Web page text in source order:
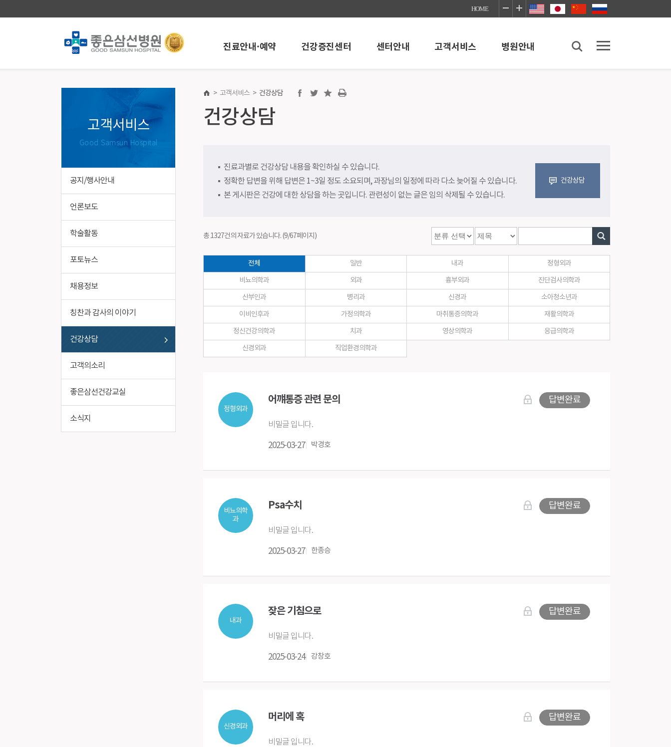
HOME
진료안내·예약
진료과/의료진
첫 방문 간편예약
진료/입퇴원안내
비급여진료비
건강증진센터
건강증진센터
건강증진센터
특수건강검진
센터안내
센터안내
인공관절센터
재활치료센터
응급의료센터
위 · 대장 수술센터
고객서비스
칭찬과 감사의 이야기
건강상담
좋은삼선건강교실
병원안내
감염예방안내
진료협력센터
고객서비스
Good Samsun Hospital
공지/행사안내
언론보도
학술활동
포토뉴스
채용정보
칭찬과 감사의 이야기
건강상담
고객의소리
좋은삼선건강교실
소식지
> 고객서비스 > 건강상담
건강상담
진료과별로 건강상담 내용을 확인하실 수 있습니다.
정확한 답변을 위해 답변은 1~3일 정도 소요되며, 과장님의 일정에 따라 다소 늦어질 수 있습니다.
본 게시판은 건강에 대한 상담을 하는 곳입니다. 관련성이 없는 글은 임의 삭제될 수 있습니다.
건강상담
총 1327건의 자료가 있습니다. (9/67페이지)
전체 일반 내과 정형외과
비뇨의학과 외과 흉부외과 진단검사의학과
산부인과 병리과 신경과 소아청소년과
이비인후과 가정의학과 마취통증의학과 재활의학과
정신건강의학과 치과 영상의학과 응급의학과
신경외과 직업환경의학과
정형외과
어꺠통증 관련 문의 답변완료
비밀글 입니다.
2025-03-27 박경호
비뇨의학
과
Psa수치 답변완료
비밀글 입니다.
2025-03-27 한종승
내과
잦은 기침으로 답변완료
비밀글 입니다.
2025-03-24 강창호
신경외과
머리에 혹 답변완료
비밀글 입니다.